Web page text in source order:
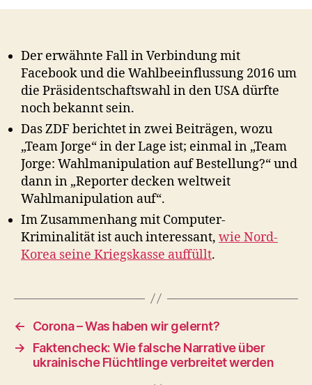
Der erwähnte Fall in Verbindung mit
Facebook und die Wahlbeeinflussung 2016 um
die Präsidentschaftswahl in den USA dürfte
noch bekannt sein.
Das ZDF berichtet in zwei Beiträgen, wozu
„Team Jorge“ in der Lage ist; einmal in „Team
Jorge: Wahlmanipulation auf Bestellung?“ und
dann in „Reporter decken weltweit
Wahlmanipulation auf“.
Im Zusammenhang mit Computer-
Kriminalität ist auch interessant, wie Nord-
Korea seine Kriegskasse auffüllt.
←
Corona – Was haben wir gelernt?
→
Faktencheck: Wie falsche Narrative über
ukrainische Flüchtlinge verbreitet werden